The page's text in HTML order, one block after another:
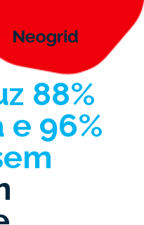
88%
96%